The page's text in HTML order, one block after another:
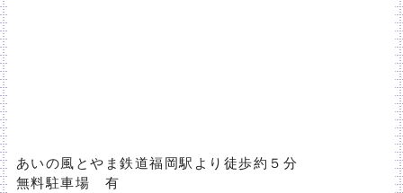
あいの風とやま鉄道福岡駅より徒歩約５分
無料駐車場 有